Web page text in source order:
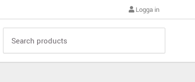
Logga in